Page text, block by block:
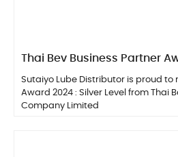
Thai Bev Business Partner
Sutaiyo Lube Distributor is proud to
Award 2024 : Silver Level from Thai
Company Limited